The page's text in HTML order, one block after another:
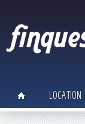
LOCATION